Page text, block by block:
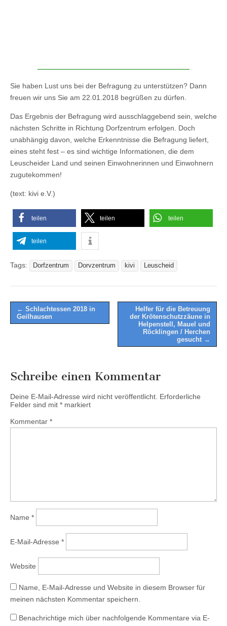
Sie haben Lust uns bei der Befragung zu unterstützen? Dann
freuen wir uns Sie am 22.01.2018 begrüßen zu dürfen.
Das Ergebnis der Befragung wird ausschlaggebend sein, welche
nächsten Schritte in Richtung Dorfzentrum erfolgen. Doch
unabhängig davon, welche Erkenntnisse die Befragung liefert,
eines steht fest – es sind wichtige Informationen, die dem
Leuscheider Land und seinen Einwohnerinnen und Einwohnern
zugutekommen!
(text: kivi e.V.)
teilen teilen teilen
teilen
Tags: Dorfzentrum Dorvzentrum kivi Leuscheid
Post
navigation
← Schlachtessen 2018 in
Geilhausen
Helfer für die Betreuung
der Krötenschutzzäune in
Helpenstell, Mauel und
Röcklingen / Herchen
gesucht →
Schreibe einen Kommentar
Deine E-Mail-Adresse wird nicht veröffentlicht. Erforderliche
Felder sind mit * markiert
Kommentar *
Name *
E-Mail-Adresse *
Website
Name, E-Mail-Adresse und Website in diesem Browser für
meinen nächsten Kommentar speichern.
Benachrichtige mich über nachfolgende Kommentare via E-